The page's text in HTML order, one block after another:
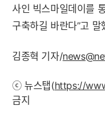
사인 빅스마일데이를
구축하길 바란다”고 말
김종혁 기자/
ⓒ 뉴스탭(https://
금지